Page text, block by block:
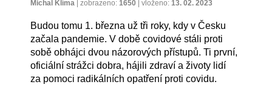
Michal Klíma zobrazeno: 1650 vloženo: 13. 02. 2023
Budou tomu 1. března už tři roky, kdy v Česku
začala pandemie. V době covidové stáli proti
sobě obhájci dvou názorových přístupů. Ti první,
oficiální strážci dobra, hájili zdraví a životy lidí
za pomoci radikálních opatření proti covidu.